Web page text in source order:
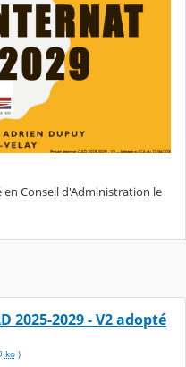
Conseil d'Administration le
2025-2029 - V2 adopté
ko)